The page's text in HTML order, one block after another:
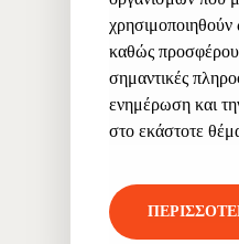
καθώς
σημαντικές
ενημέρωση και
στο εκάστοτε